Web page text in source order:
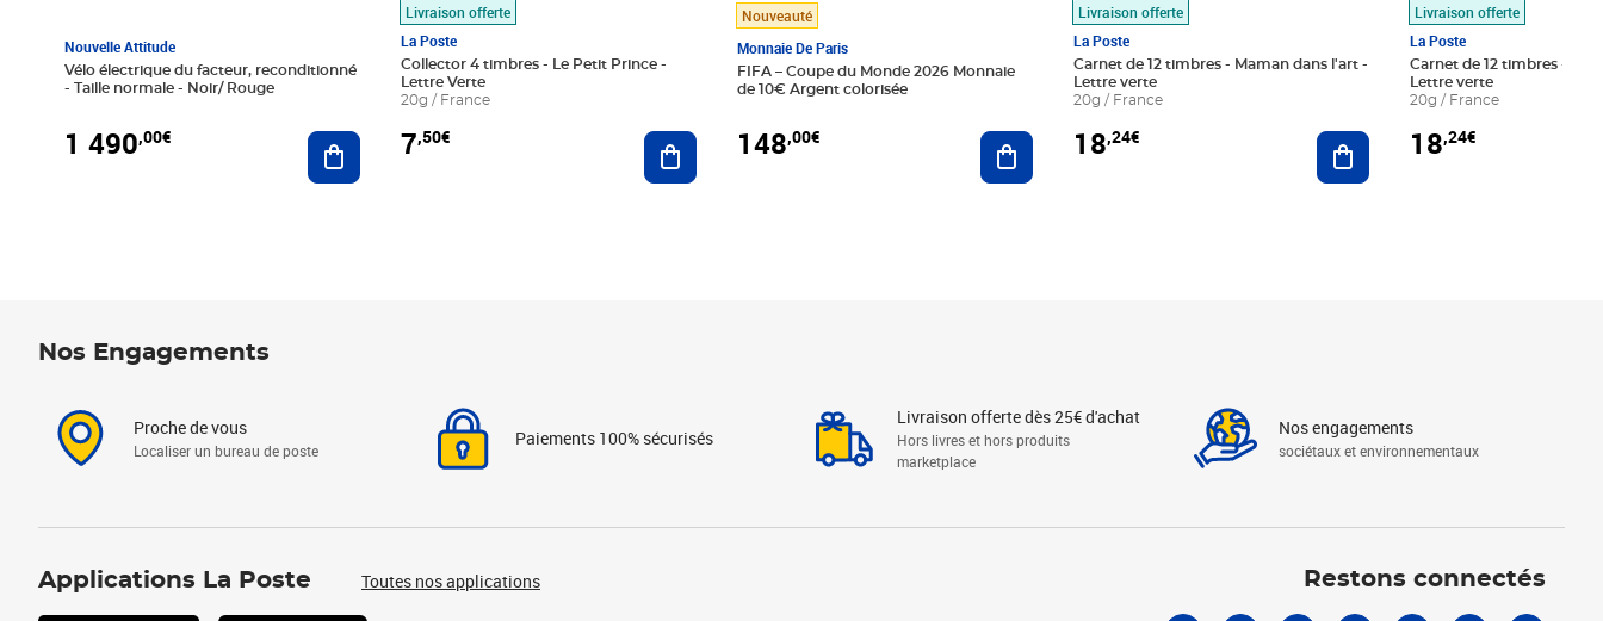
Nouvelle Attitude
Vélo électrique du facteur, reconditionné
- Taille normale - Noir/ Rouge
1 490,00€ Ajouter au panier
Livraison offerte
La Poste
Collector 4 timbres - Le Petit Prince -
Lettre Verte
20g / France
7,50€ Ajouter au panier
Nouveauté
Monnaie De Paris
FIFA – Coupe du Monde 2026 Monnaie
de 10€ Argent colorisée
148,00€ Ajouter au panier
Livraison offerte
La Poste
Carnet de 12 timbres - Maman dans l'art -
Lettre verte
20g / France
18,24€ Ajouter au panier
Livraison offerte
La Poste
Carnet de 12 timbres - Le
Lettre verte
20g / France
18,24€
Nos Engagements
Proche de vous
Localiser un bureau de poste
Paiements 100% sécurisés
Livraison offerte dès 25€ d'achat
Hors livres et hors produits
marketplace
Nos engagements
sociétaux et environnementaux
Applications La Poste Toutes nos applications Restons connectés